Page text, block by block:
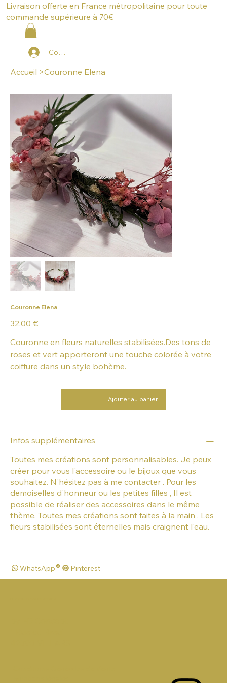
Livraison offerte en France métropolitaine pour toute
commande supérieure à 70€
Connexion
Accueil >Couronne Elena
Couronne Elena
Prix
32,00 €
Couronne en fleurs naturelles stabilisées.Des tons de
roses et vert apporteront une touche colorée à votre
coiffure dans un style bohème.
Ajouter au panier
Infos supplémentaires
Toutes mes créations sont personnalisables. Je peux
créer pour vous l'accessoire ou le bijoux que vous
souhaitez. N'hésitez pas à me contacter . Pour les
demoiselles d'honneur ou les petites filles , Il est
possible de réaliser des accessoires dans le même
thème. Toutes mes créations sont faites à la main . Les
fleurs stabilisées sont éternelles mais craignent l'eau.
WhatsApp Pinterest